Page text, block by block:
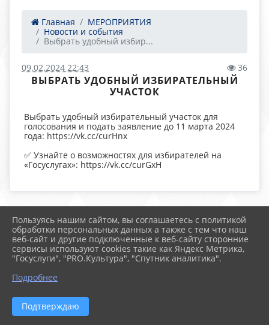
Главная
МЕРОПРИЯТИЯ
Новости и события
Выбрать удобный избир...
09.02.2024 22:43 36
ВЫБРАТЬ УДОБНЫЙ ИЗБИРАТЕЛЬНЫЙ
УЧАСТОК
Выбрать удобный избирательный участок для
голосования и подать заявление до 11 марта 2024
года: https://vk.cc/curHnx
✅ Узнайте о возможностях для избирателей на
«Госуслугах»: https://vk.cc/curGxH
2026 г. arspik.ru
Вход
Карта сайта
Политика обработки персональных данных
Сделано на KubCMS
Пользуясь нашим сайтом, вы соглашаетесь с политикой
обработки персональных данных а также с тем что наш
веб-сайт и другие подключенные к веб-сайту сторонние
сервисы используют cookies такие как Яндекс Метрика,
"Госуслуги", "PRO.Культура", "Спутник аналитика".
Подробнее
Подтверждаю